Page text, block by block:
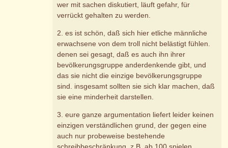
wer mit sachen diskutiert, läuft gefahr, für
verrückt gehalten zu werden.
2. es ist schön, daß sich hier etliche männliche
erwachsene von dem troll nicht belästigt fühlen.
denen sei gesagt, daß es auch ihn ihrer
bevölkerungsgruppe anderdenkende gibt, und
das sie nicht die einzige bevölkerungsgruppe
sind. insgesamt sollten sie sich klar machen, daß
sie eine minderheit darstellen.
3. eure ganze argumentation liefert leider keinen
einzigen verständlichen grund, der gegen eine
auch nur probeweise bestehende